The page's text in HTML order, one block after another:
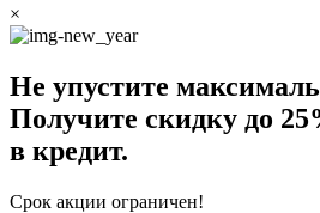
×
Не упустите
Получите скидку до
в кредит.
Срок акции ограничен!